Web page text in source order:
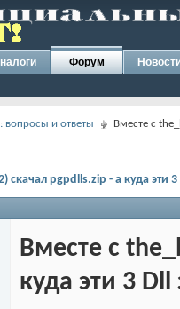
Форум
вопросы и ответы Вместе с
скачал pgpdlls.zip - а куда эти 3
Вместе с
куда эти 3 Dll